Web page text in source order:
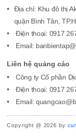
Địa chỉ: Khu đô thị
quận Bình Tân,
Điện thoại: 0917
Email:
Liên hệ quảng cáo
Công ty Cổ phần
Điện thoại: 0917
Email:
Copyright @ 2026 by